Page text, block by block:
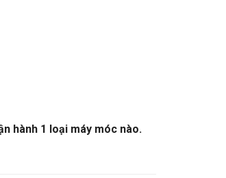
hành 1 loại máy móc nào.